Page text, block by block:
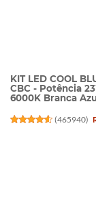
KIT LED COOL
CBC - Potência
6000K Branca
(465940)